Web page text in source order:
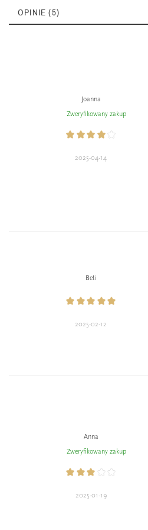
OPINIE (5)
Joanna
Zweryfikowany zakup
2025-04-14
Beti
2025-02-12
Anna
Zweryfikowany zakup
2025-01-19